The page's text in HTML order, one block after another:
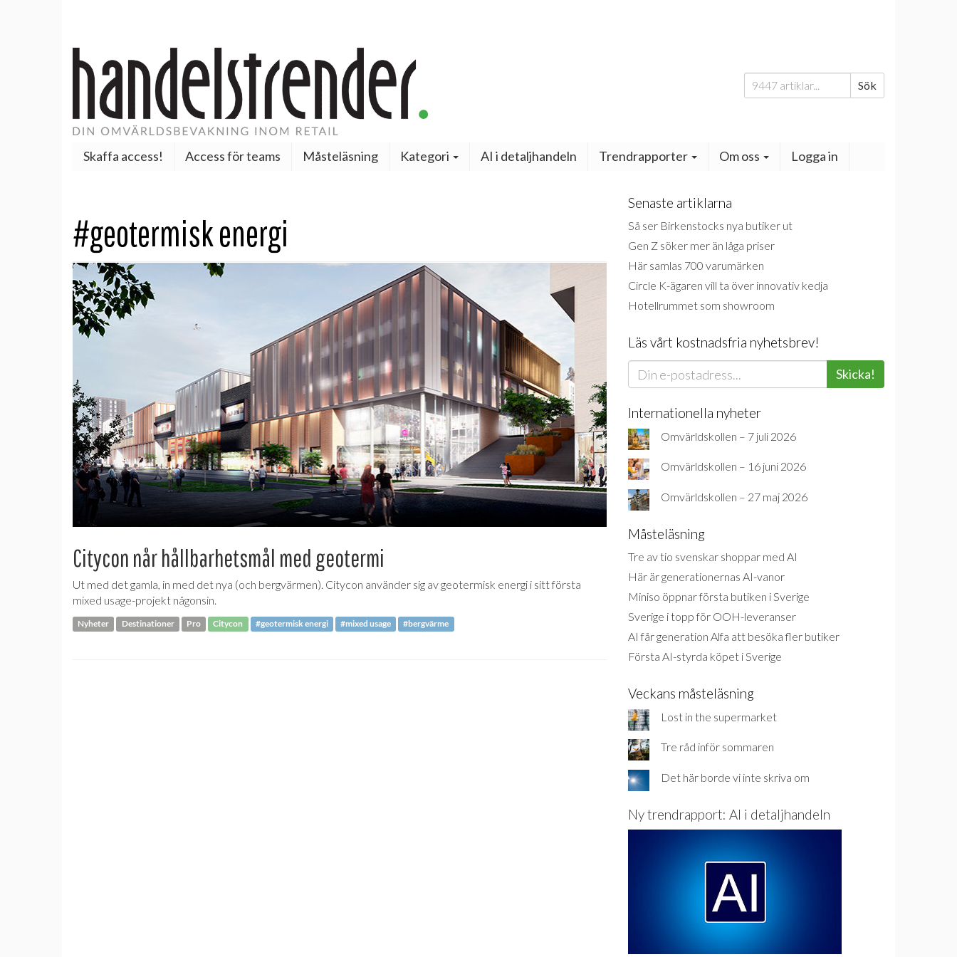
Sök
efter:
Sök
Skaffa access! Access för teams Måsteläsning Kategori AI i detaljhandeln Trendrapporter Om oss Logga in
#geotermisk energi
Citycon når hållbarhetsmål med geotermi
Ut med det gamla, in med det nya (och bergvärmen). Citycon använder sig av geotermisk energi i sitt första
mixed usage-projekt någonsin.
Nyheter Destinationer Pro Citycon #geotermisk energi #mixed usage #bergvärme
Senaste artiklarna
Så ser Birkenstocks nya butiker ut
Gen Z söker mer än låga priser
Här samlas 700 varumärken
Circle K-ägaren vill ta över innovativ kedja
Hotellrummet som showroom
Läs vårt kostnadsfria nyhetsbrev!
Skicka!
Internationella nyheter
Omvärldskollen – 7 juli 2026
Omvärldskollen – 16 juni 2026
Omvärldskollen – 27 maj 2026
Måsteläsning
Tre av tio svenskar shoppar med AI
Här är generationernas AI-vanor
Miniso öppnar första butiken i Sverige
Sverige i topp för OOH-leveranser
AI får generation Alfa att besöka fler butiker
Första AI-styrda köpet i Sverige
Veckans måsteläsning
Lost in the supermarket
Tre råd inför sommaren
Det här borde vi inte skriva om
Ny trendrapport: AI i detaljhandeln